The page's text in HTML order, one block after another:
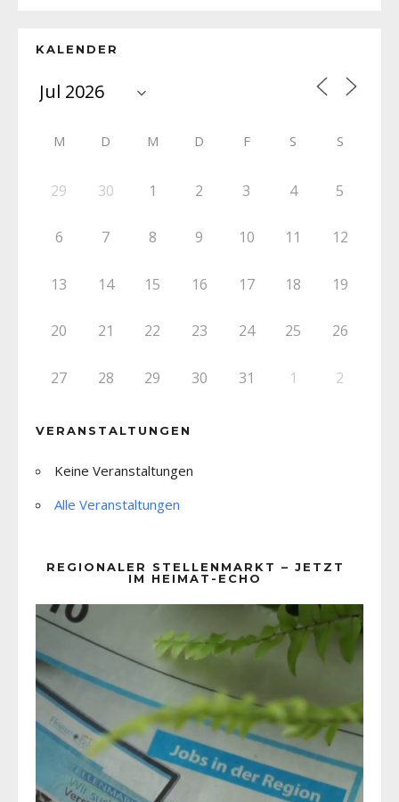
KALENDER
M D M D F S S
29 30 1 2 3 4 5
6 7 8 9 10 11 12
13 14 15 16 17 18 19
20 21 22 23 24 25 26
27 28 29 30 31 1 2
VERANSTALTUNGEN
Keine Veranstaltungen
Alle Veranstaltungen
REGIONALER STELLENMARKT – JETZT
IM HEIMAT-ECHO
Player